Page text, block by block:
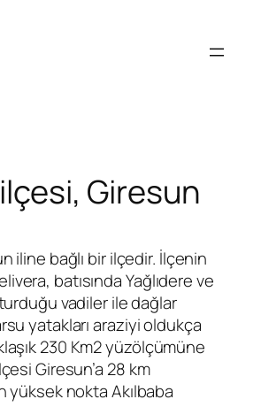
Giresun
iline bağlı bir ilçedir. İlçenin
batısında Yağlıdere ve
vadiler ile dağlar
yatakları araziyi oldukça
230 Km2 yüzölçümüne
Giresun’a 28 km
yüksek nokta Akılbaba